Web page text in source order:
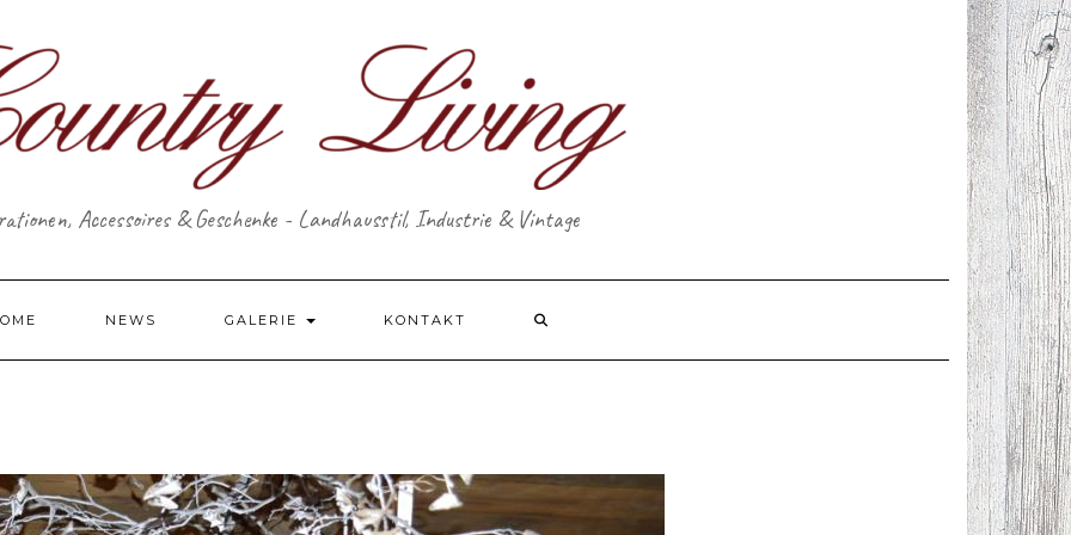
Accessoires & Geschenke - Landhausstil, Industrie & Vintage
NEWS GALERIE KONTAKT